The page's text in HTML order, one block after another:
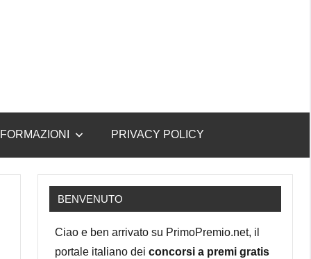
PRIVACY POLICY
BENVENUTO
Ciao e ben arrivato su PrimoPremio.net, il
portale italiano dei concorsi a premi gratis